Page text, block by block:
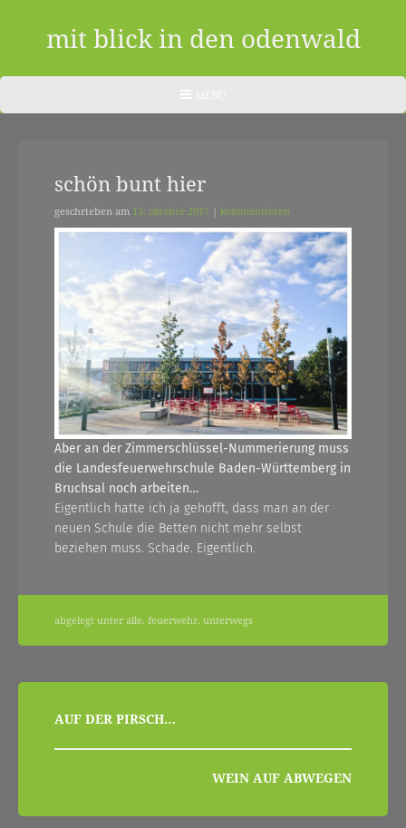
mit blick in den odenwald
blog
dem
odenwald
zwischendurch
nebenher…
schön bunt hier
geschrieben am 13. oktober 2017 | kommentieren
Aber an der Zimmerschlüssel-Nummerierung muss
die Landesfeuerwehrschule Baden-Württemberg in
Bruchsal noch arbeiten…
Eigentlich hatte ich ja gehofft, dass man an der
neuen Schule die Betten nicht mehr selbst
beziehen muss. Schade. Eigentlich.
abgelegt unter alle, feuerwehr, unterwegs
beitragsnavigation
AUF DER PIRSCH…
WEIN AUF ABWEGEN